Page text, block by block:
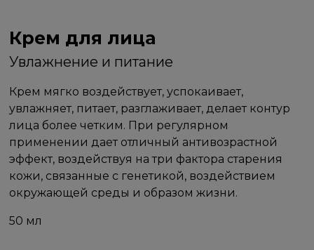
Крем для лица
Увлажнение и питание
Крем мягко воздействует, успокаивает,
увлажняет, питает, разглаживает, делает контур
лица более четким. При регулярном
применении дает отличный антивозрастной
эффект, воздействуя на три фактора старения
кожи, связанные с генетикой, воздействием
окружающей среды и образом жизни.
50 мл